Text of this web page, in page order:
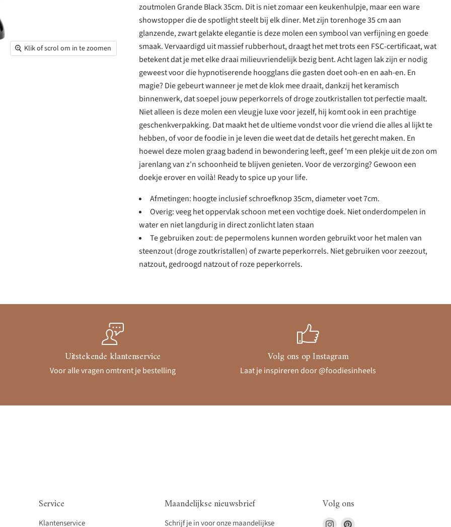
Klik of scrol om in te zoomen
zoutmolen Grande Black 35cm. Dit is niet zomaar een keukenhulpje, maar een ware
showstopper die de spotlight steelt bij elk diner. Met zijn torenhoge 35 cm aan
glanzende, zwart gelakte elegantie is deze molen een symbool van verfijning en goede
smaak. Vervaardigd uit massief rubberhout, draagt het met trots een FSC-certificaat, wat
betekent dat je met elke draai milieuvriendelijk bezig bent. Acht lagen lak zijn er nodig
geweest voor die hypnotiserende hoogglans die gasten doet ooh-en en aah-en. En
magie? Die gebeurt wanneer je met de klok mee draait, dankzij het keramisch
binnenwerk, dat soepel jouw peperkorrels of droge zoutkristallen tot perfectie maalt.
Niet alleen is deze molen een vleugje luxe voor jezelf, hij komt ook in een prachtige
geschenkverpakking. Dat maakt het de ultieme vondst voor die vriend die alles al lijkt te
hebben, of voor de foodie in je leven die weet dat de details het gerecht maken. En
hoewel deze molen graag badend in bewondering leeft, geef 'm een plekje uit de zon om
jarenlang van z'n schoonheid te blijven genieten. Voor de verzorging? Gewoon een
doekje erover en voilà! Ready to spice up your life.
Afmetingen: hoogte inclusief schroefknop 35cm, diameter voet 7cm.
Overig: veeg het oppervlak schoon met een vochtige doek. Niet onderdompelen in
water en niet langdurig in direct zonlicht laten staan
Te gebruiken zout: de pepermolens kunnen worden gebruikt voor het malen van
steenzout (droge zoutkristallen) of zwarte peperkorrels. Niet gebruiken voor zeezout,
natzout, gedroogd natzout of roze peperkorrels.
Uitstekende klantenservice
Voor alle vragen omtrent je bestelling
Volg ons op Instagram
Laat je inspireren door @foodiesinheels
Service
Klantenservice
Maandelijkse nieuwsbrief
Schrijf je in voor onze maandelijkse
Volg ons
Vind Vind